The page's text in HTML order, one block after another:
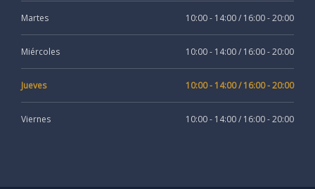
Martes 10:00 - 14:00 / 16:00 - 20:00
Miércoles 10:00 - 14:00 / 16:00 - 20:00
Jueves 10:00 - 14:00 / 16:00 - 20:00
Viernes 10:00 - 14:00 / 16:00 - 20:00